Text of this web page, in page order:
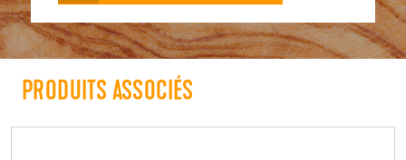
PRODUITS ASSOCIÉS